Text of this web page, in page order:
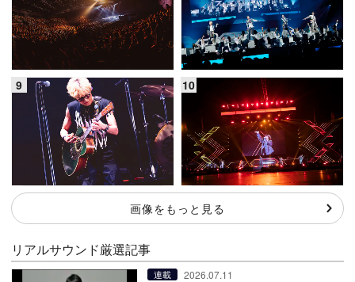
画像をもっと見る
リアルサウンド厳選記事
連載 2026.07.11